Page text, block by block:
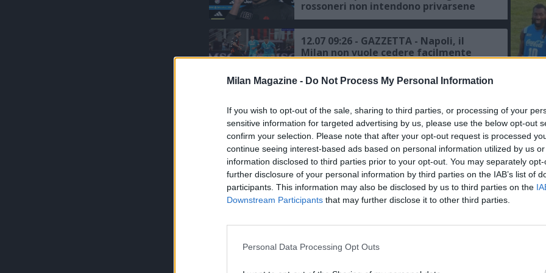
Milan Magazine - Do Not Process My Personal Information
If you wish to opt-out of the sale, sharing to third parties, or processing of your
sensitive information for targeted advertising by us, please use the below opt-out
confirm your selection. Please note that after your opt-out request is processed
continue seeing interest-based ads based on personal information utilized by us
information disclosed to third parties prior to your opt-out. You may separately
further disclosure of your personal information by third parties on the IAB’s list of
participants. This information may also be disclosed by us to third parties on the
Downstream Participants that may further disclose it to other third parties.
Personal Data Processing Opt Outs
rossoneri non intendono privarsene
12.07 09:26 - GAZZETTA - Napoli, il
Milan non vuole cedere facilmente
Napoli, i possibili "intrecci" di
mercato con Milan e Juventus
10.07 09:07 - MERCATO - Schira: "Il d.s.
Manna ha incontrato a Milano gli
agenti di Falcone, ecco le ultime"
"Incontro positivo a Milano tra
del
DAY